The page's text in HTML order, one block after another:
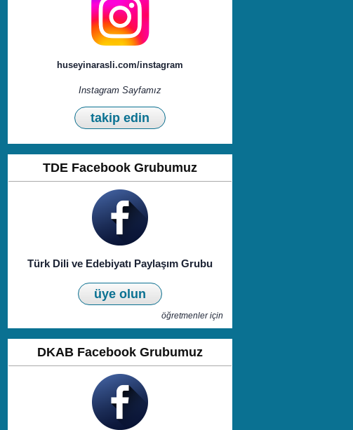
huseyinarasli.com/instagram
Instagram Sayfamız
takip edin
TDE Facebook Grubumuz
Türk Dili ve Edebiyatı Paylaşım Grubu
üye olun
öğretmenler için
DKAB Facebook Grubumuz